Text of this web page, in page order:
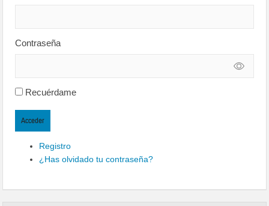
Contraseña
Recuérdame
Acceder
Registro
¿Has olvidado tu contraseña?